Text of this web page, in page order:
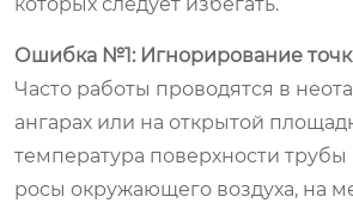
Ошибка №1: Игнорирование
Часто работы проводятся в
ангарах или на открытой
температура поверхности
росы окружающего воздуха, на